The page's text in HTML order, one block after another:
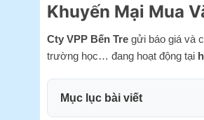
Khuyến Mại Mua
Cty VPP Bến Tre gửi báo giá và
trường học… đang hoạt động tại
Mục lục bài viết